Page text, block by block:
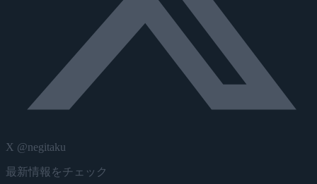
X @negitaku
最新情報をチェック